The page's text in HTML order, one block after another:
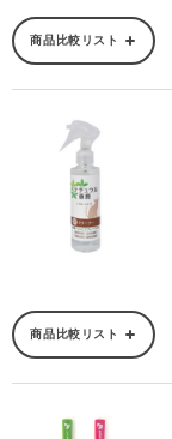
商品比較リスト
商品比較リスト